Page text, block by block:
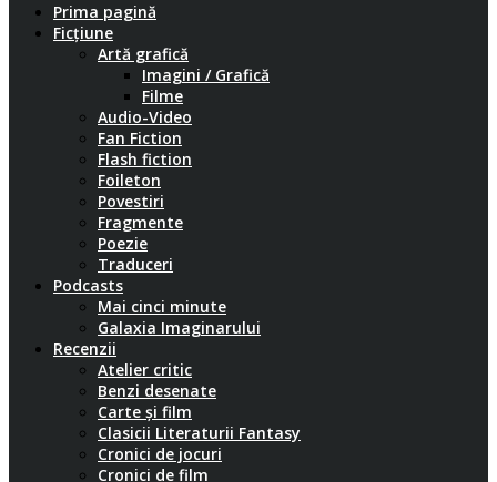
Prima pagină
Ficțiune
Artă grafică
Imagini / Grafică
Filme
Audio-Video
Fan Fiction
Flash fiction
Foileton
Povestiri
Fragmente
Poezie
Traduceri
Podcasts
Mai cinci minute
Galaxia Imaginarului
Recenzii
Atelier critic
Benzi desenate
Carte și film
Clasicii Literaturii Fantasy
Cronici de jocuri
Cronici de film